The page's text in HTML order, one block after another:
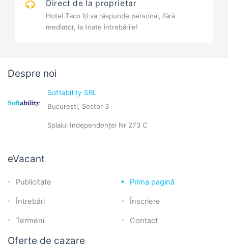
Direct de la proprietar
Hotel Taco îți va răspunde personal, fără
mediator, la toate întrebările!
Despre noi
Softability SRL
București, Sector 3
Splaiul Independenței Nr 273 C
eVacant
Publicitate Prima pagină
Întrebări Înscriere
Termeni Contact
Oferte de cazare